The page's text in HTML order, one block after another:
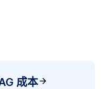
成本